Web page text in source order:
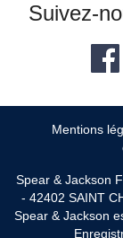
Suivez-
Mentions
Spear & Jackson
- 42402 SAINT
Spear & Jackson